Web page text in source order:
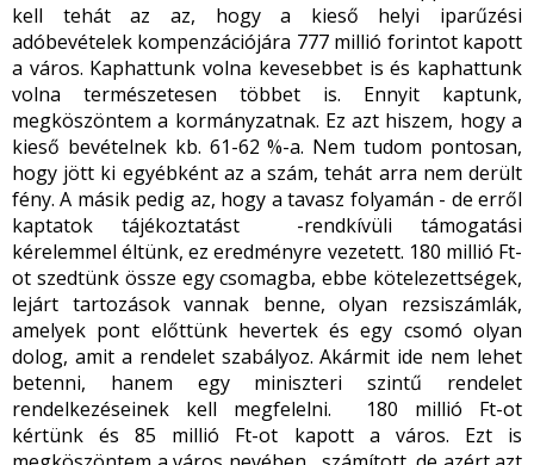
kell tehát az az, hogy a kieső helyi iparűzési
adóbevételek kompenzációjára 777 millió forintot kapott
a város. Kaphattunk volna kevesebbet is és kaphattunk
volna természetesen többet is. Ennyit kaptunk,
megköszöntem a kormányzatnak. Ez azt hiszem, hogy a
kieső bevételnek kb. 61-62 %-a. Nem tudom pontosan,
hogy jött ki egyébként az a szám, tehát arra nem derült
fény. A másik pedig az, hogy a tavasz folyamán - de erről
kaptatok tájékoztatást -rendkívüli támogatási
kérelemmel éltünk, ez eredményre vezetett. 180 millió Ft-
ot szedtünk össze egy csomagba, ebbe kötelezettségek,
lejárt tartozások vannak benne, olyan rezsiszámlák,
amelyek pont előttünk hevertek és egy csomó olyan
dolog, amit a rendelet szabályoz. Akármit ide nem lehet
betenni, hanem egy miniszteri szintű rendelet
rendelkezéseinek kell megfelelni. 180 millió Ft-ot
kértünk és 85 millió Ft-ot kapott a város. Ezt is